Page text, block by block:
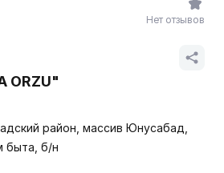
ORZU"
район, массив Юнусабад,
быта, б/н
Нет отзывов